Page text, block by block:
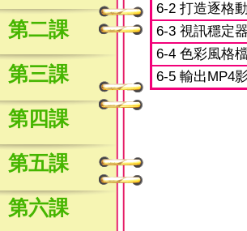
第二課
第三課
第四課
第五課
第六課
6-2 打造逐格
6-3 視訊穩定
6-4 色彩風格
6-5 輸出MP4